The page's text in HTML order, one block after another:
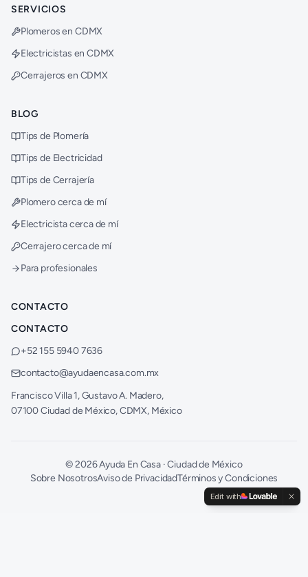
SERVICIOS
Plomeros en CDMX
Electricistas en CDMX
Cerrajeros en CDMX
BLOG
Tips de Plomería
Tips de Electricidad
Tips de Cerrajería
Plomero cerca de mí
Electricista cerca de mí
Cerrajero cerca de mí
Para profesionales
CONTACTO
CONTACTO
+52 155 5940 7636
contacto@ayudaencasa.com.mx
Francisco Villa 1, Gustavo A. Madero,
07100 Ciudad de México, CDMX, México
©2026Ayuda En Casa · Ciudad de México
Sobre NosotrosAviso de PrivacidadTérminos y Condiciones
Edit with